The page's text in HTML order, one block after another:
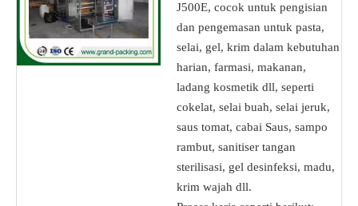
J500E, cocok untuk pengisian
dan pengemasan untuk pasta,
selai, gel, krim dalam kebutuhan
harian, farmasi, makanan,
ladang kosmetik dll, seperti
cokelat, selai buah, selai jeruk,
saus tomat, cabai Saus, sampo
rambut, sanitiser tangan
sterilisasi, gel desinfeksi, madu,
krim wajah dll.